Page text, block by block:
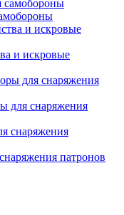
и искровые
для снаряжения
патронов